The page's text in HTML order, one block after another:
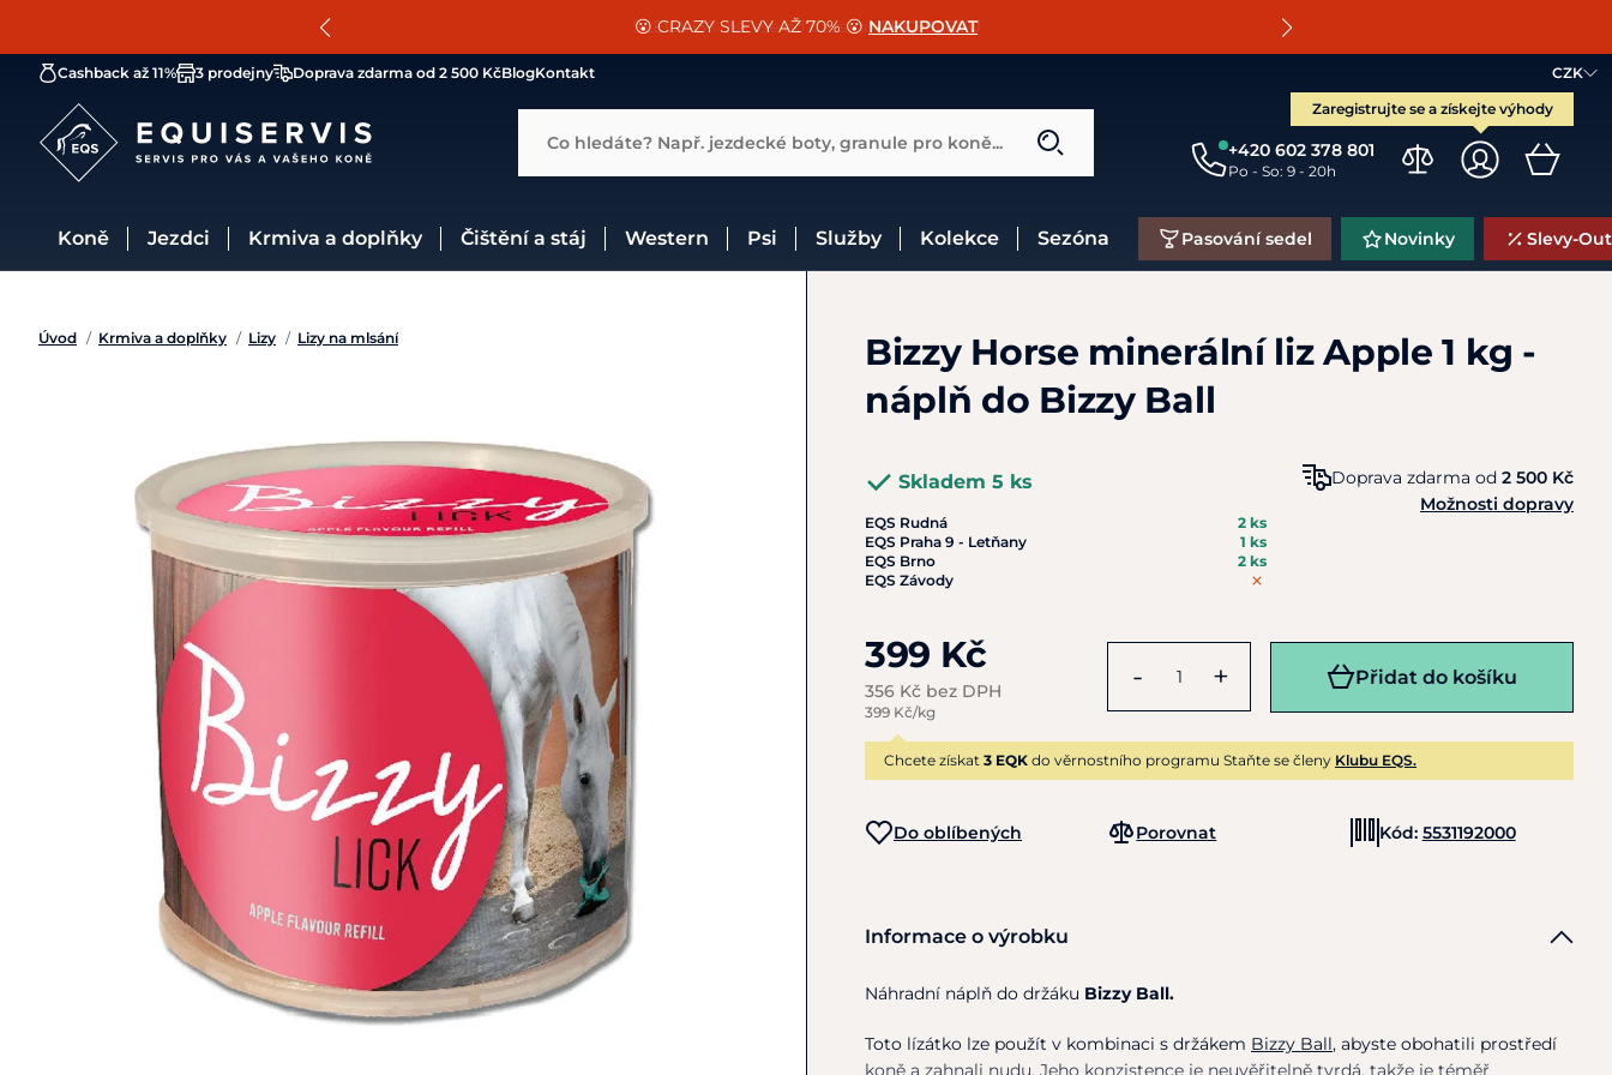
SLEVA 13% na vše od Cassini! CHCI SLEVU
😮 CRAZY SLEVY AŽ 70% 😮 NAKUPOVAT
📐Pasování a doplňky k vybraným sedlům ZDARMA 🐴
CZK
Zaregistrujte se a získejte výhody
+420 602 378 801
Po - So: 9 - 20h
Cashback až 11% 3 prodejny Doprava zdarma od 2 500 KčBlogKontakt
Co hledáte? Např. jezdecké boty, granule pro koně...
Koně Jezdci Krmiva a doplňky Čištění a stáj Western Psi Služby Kolekce Sezóna Pasování sedel Novinky Slevy-
Úvod / Krmiva a doplňky / Lizy / Lizy na mlsání
Bizzy Horse minerální liz Apple 1 kg -
náplň do Bizzy Ball
Skladem 5 ks
EQS Rudná
2 ks
EQS Praha 9 - Letňany
1 ks
EQS Brno
2 ks
EQS Závody
Doprava zdarma od 2 500 Kč
Možnosti dopravy
399 Kč
356 Kč bez DPH
399 Kč/kg
- + Přidat do košíku
Chcete získat 3 EQK do věrnostního programu Staňte se členy Klubu EQS.
Do oblíbených Porovnat Kód: 5531192000
Informace o výrobku
Náhradní náplň do držáku Bizzy Ball.
Toto lízátko lze použít v kombinaci s držákem Bizzy Ball, abyste obohatili prostředí
koně a zahnali nudu. Jeho konzistence je neuvěřitelně tvrdá, takže je téměř